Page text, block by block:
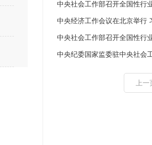
中央社会工作部召开全国性行
中央经济工作会议在北京举行
中央社会工作部召开全国性行
上一